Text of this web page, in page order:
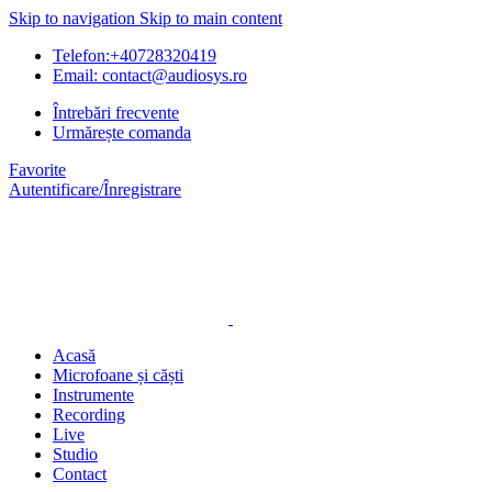
Skip to navigation Skip to main content
Telefon:+40728320419
Email: contact@audiosys.ro
Întrebări frecvente
Urmărește comanda
Favorite
Autentificare/Înregistrare
Acasă
Microfoane și căști
Instrumente
Recording
Live
Studio
Contact